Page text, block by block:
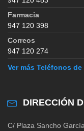
Farmacia
947 120 398
Correos
947 120 274
Ver más Teléfonos de
DIRECCIÓN
C/ Plaza Sancho